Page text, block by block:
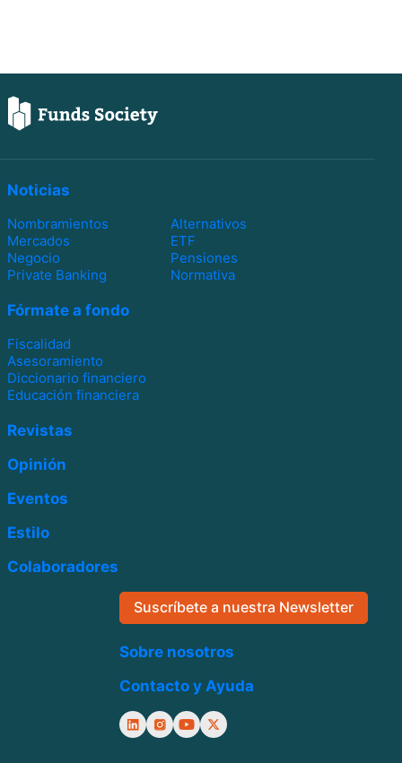
Noticias
Nombramientos
Alternativos
Mercados
ETF
Negocio
Pensiones
Private Banking
Normativa
Fórmate a fondo
Fiscalidad
Asesoramiento
Diccionario financiero
Educación financiera
Revistas
Opinión
Eventos
Estilo
Colaboradores
Suscríbete a nuestra Newsletter
Sobre nosotros
Contacto y Ayuda